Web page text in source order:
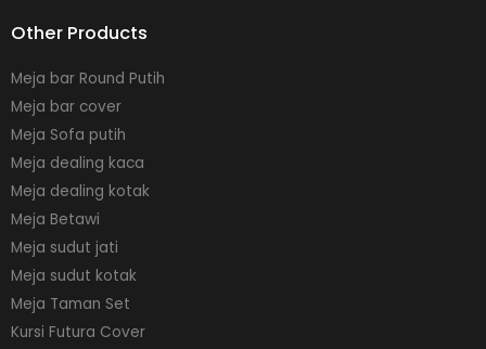
Other Products
Meja bar Round Putih
Meja bar cover
Meja Sofa putih
Meja dealing kaca
Meja dealing kotak
Meja Betawi
Meja sudut jati
Meja sudut kotak
Meja Taman Set
Kursi Futura Cover